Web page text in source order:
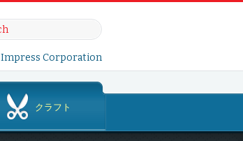
Impress Corporation
クラフト